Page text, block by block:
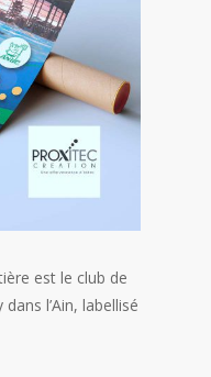
est le club de
l’Ain, labellisé